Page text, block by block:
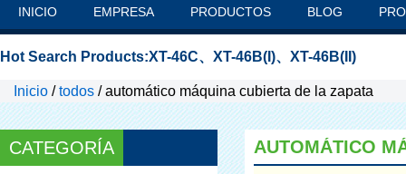
INICIO EMPRESA PRODUCTOS BLOG
Hot Search Products:XT-46C、 XT-46B(I)、 XT-46B(II)
Inicio /todos /automático máquina cubierta de la zapata
CATEGORÍA AUTOMÁTICO